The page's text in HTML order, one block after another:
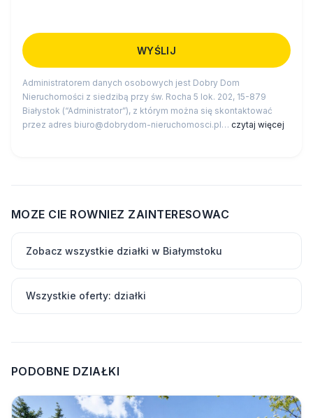
Administratorem danych osobowych jest Dobry Dom
Nieruchomości z siedzibą przy św. Rocha 5 lok. 202, 15-879
Białystok (“Administrator”), z którym można się skontaktować
przez adres biuro@dobrydom-nieruchomosci.pl… czytaj więcej
MOZE CIE ROWNIEZ ZAINTERESOWAC
Zobacz wszystkie działki w Białymstoku
Wszystkie oferty: działki
PODOBNE DZIAŁKI